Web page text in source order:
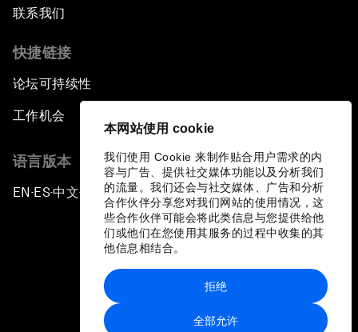
本网站使用 cookie
我们使用 Cookie 来制作贴合用户需求的内
容与广告、提供社交媒体功能以及分析我们
的流量。我们还会与社交媒体、广告和分析
合作伙伴分享您对我们网站的使用情况，这
些合作伙伴可能会将此类信息与您提供给他
们或他们在您使用其服务的过程中收集的其
他信息相结合。
全部允许
拒绝
联系我们
快捷链接
论坛可持续性
工作机会
语言版本
EN ▪ ES▪中文▪ 日本語